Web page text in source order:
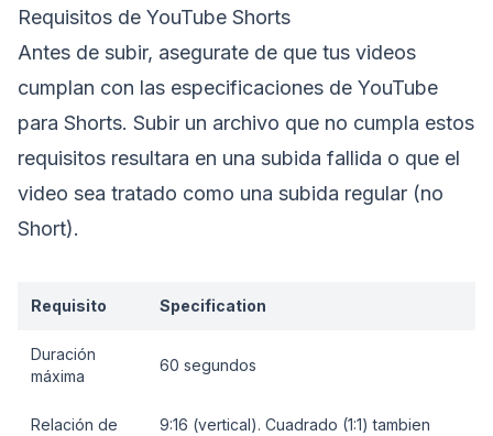
Requisitos de YouTube Shorts
Antes de subir, asegurate de que tus videos
cumplan con las especificaciones de YouTube
para Shorts. Subir un archivo que no cumpla estos
requisitos resultara en una subida fallida o que el
video sea tratado como una subida regular (no
Short).
Requisito Specification
Duración
máxima
60 segundos
Relación de
9:16 (vertical). Cuadrado (1:1) tambien